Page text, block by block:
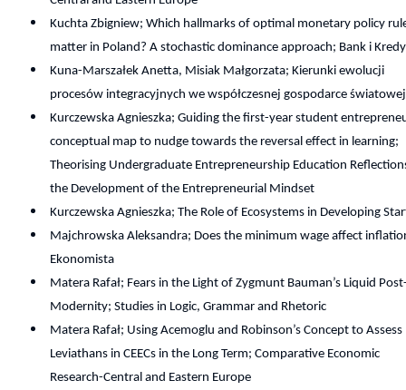
Kuchta Zbigniew; Which hallmarks of optimal monetary policy
matter in Poland? A stochastic dominance approach; Bank i
Kuna-Marszałek Anetta, Misiak Małgorzata; Kierunki ewolucji
procesów integracyjnych we współczesnej gospodarce światowej
Kurczewska Agnieszka; Guiding the first-year student
conceptual map to nudge towards the reversal effect in learning;
Theorising Undergraduate Entrepreneurship Education
the Development of the Entrepreneurial Mindset
Kurczewska Agnieszka; The Role of Ecosystems in Developing
Majchrowska Aleksandra; Does the minimum wage affect
Ekonomista
Matera Rafał; Fears in the Light of Zygmunt Bauman’s Liquid
Modernity; Studies in Logic, Grammar and Rhetoric
Matera Rafał; Using Acemoglu and Robinson’s Concept to Assess
Leviathans in CEECs in the Long Term; Comparative Economic
Research-Central and Eastern Europe